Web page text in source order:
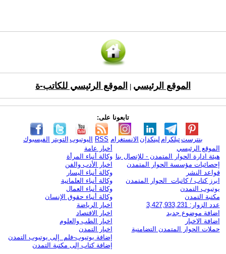
الموقع الرئيسي الموقع الرئيسي للكاتب-ة
تابعونا على:
الفيسبوك التويتر اليوتيوب RSS الانستغرام لينكدإن تيلكرامبنترست
الموقع الرئيسي
هيئة ادارة الحوار المتمدن - للإتصال بنا
إحصائيات مؤسسة الحوار المتمدن
قواعد النشر
ابرز كتاب / كاتبات الحوار المتمدن
يوتيوب التمدن
مكتبة التمدن
عدد الزوار: 3,427,933,231
اضافة موضوع جديد
اضافة الاخبار
حملات الحوار المتمدن التضامنية
أخبار عامة
وكالة أنباء المرأة
اخبار الأدب والفن
وكالة أنباء اليسار
وكالة أنباء العلمانية
وكالة أنباء العمال
وكالة أنباء حقوق الإنسان
اخبار الرياضة
اخبار الاقتصاد
اخبار الطب والعلوم
اخبار التمدن
إضافة يوتيوب-فلم إلى يوتيوب التمدن
إضافة كتاب إلى مكتبة التمدن